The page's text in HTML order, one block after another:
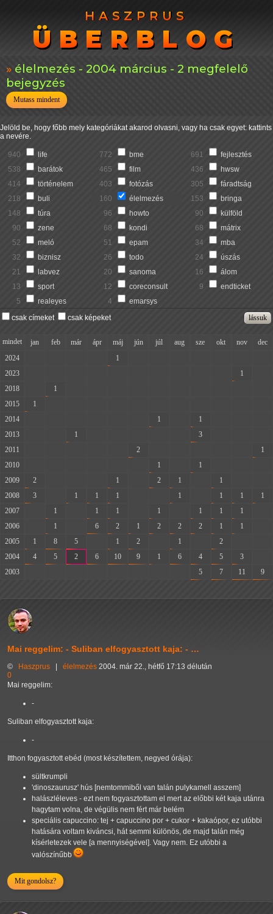
HASZPRUS
ÜBERBLOG
HASZPRUS
ÜBERBLOG
élelmezés - 2004 március - 2 megfelelő
bejegyzés
Mutass mindent
Jelöld be, hogy főbb mely kategóriákat akarod olvasni, vagy ha csak egyet: kattints
a nevére.
940 life 772 bme 691
fejlesztés
538
barátok 465 film 436
hwsw
414
történelem 403 fotózás 305
fáradtság
218
buli 160 élelmezés 153
bringa
148
túra 96 howto 90
külföld
90
zene 68 kondi 68
mátrix
52
meló 51 epam 34
mba
32
biznisz 26 todo 24
úszás
21
labvez 20 sanoma 16
álom
13
sport 12 coreconsult 9
endticket
5
realeyes 4
emarsys
csak címeket
csak képeket
mindet jan feb már ápr máj jún júl aug sze okt nov
dec
2024
1
2023
1
2018
1
2015
1
2014
1 1
2013
1 3
2011
2
1
2010
1 1
2009
2 1 2 1 1
2008
3 1 1 1 1 1 1
1
2007
1 1 1 1 1 1 1
2006
1 6 2 1 2 2 2 1 1
2005
1 8 5 1 2 1 2
2004
4 5 2 6 10 9 1 6 4 5 3
2003
5 7 11 9
Mai reggelim: - Suliban elfogyasztott kaja: - …
© Haszprus élelmezés 2004. már 22., hétfő 17:13 délután
0
Mai reggelim:
-
Suliban elfogyasztott kaja:
-
Itthon fogyasztott ebéd (most készítettem, negyed órája):
sültkrumpli
'dinoszaurusz' hús [nemtommiből van talán pulykamell asszem]
halászléleves - ezt nem fogyasztottam el mert az előbbi két kaja utánra
hagytam volna, de végülis nem fért már belém
speciális capuccino: tej + capuccino por + cukor + kakaópor, ez utóbbi
hatására voltam kiváncsi, hát semmi különös, de majd talán még
kísérletezek vele [a mennyiségével]. Vagy nem. Ez utóbbi a
valószínűbb
Mit gondolsz?